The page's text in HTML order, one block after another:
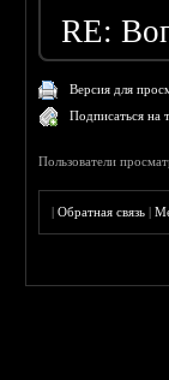
RE:
Версия для
Подписаться на
Пользователи
|Обратная связь |